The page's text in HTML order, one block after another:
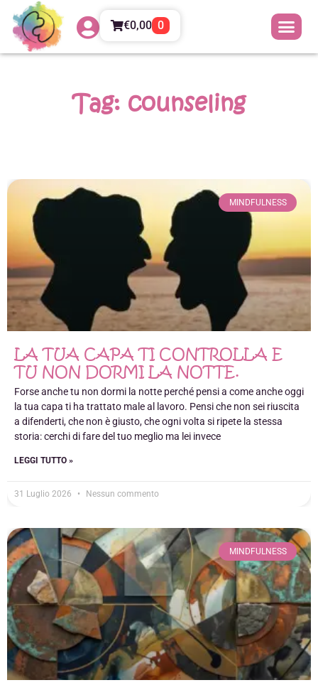
€0,00 0
Tag: counseling
MINDFULNESS
LA TUA CAPA TI CONTROLLA E
TU NON DORMI LA NOTTE.
Forse anche tu non dormi la notte perché pensi a come anche oggi
la tua capa ti ha trattato male al lavoro. Pensi che non sei riuscita
a difenderti, che non è giusto, che ogni volta si ripete la stessa
storia: cerchi di fare del tuo meglio ma lei invece
LEGGI TUTTO »
31 Luglio 2026 Nessun commento
MINDFULNESS